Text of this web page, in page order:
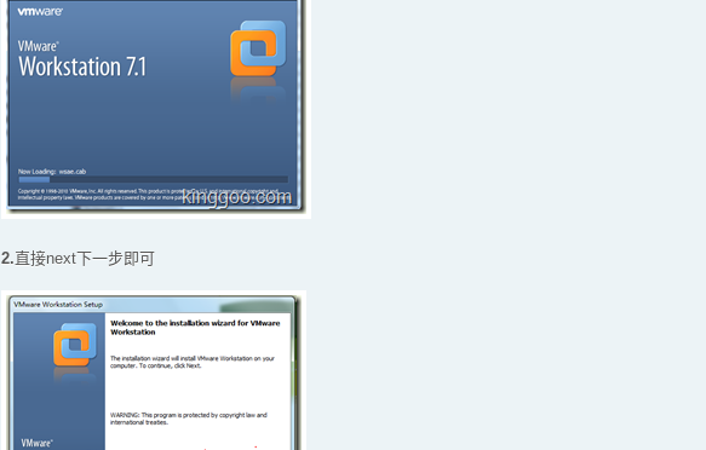
2.直接next下一步即可